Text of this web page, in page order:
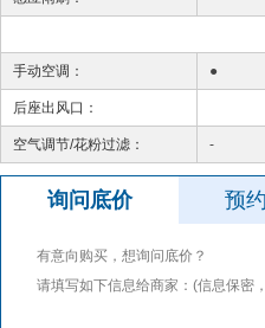
手动空调： ●
后座出风口：
空气调节/花粉过滤： -